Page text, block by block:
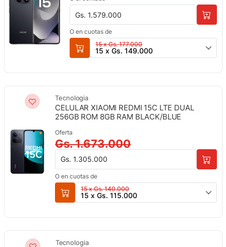
Gs. 1.579.000
O en cuotas de
15 x Gs. 177.000
15 x Gs. 149.000
Tecnologia
CELULAR XIAOMI REDMI 15C LTE DUAL
256GB ROM 8GB RAM BLACK/BLUE
Oferta
Gs. 1.673.000
Gs. 1.305.000
O en cuotas de
15 x Gs. 140.000
15 x Gs. 115.000
Tecnologia